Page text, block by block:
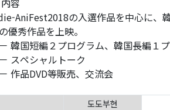
容
AniFest2018の入選作品を中心に、
優秀作品を上映。
国短編２プログラム、韓国長編１
ペシャルトーク
品DVD等販売、交流会
도도부현